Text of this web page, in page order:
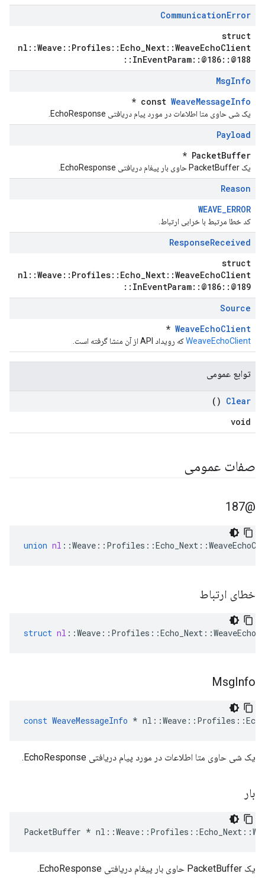
CommunicationError
struct
nl::Weave::Profiles::Echo_Next::WeaveEchoClient
::InEventParam::@186::@188
MsgInfo
const WeaveMessageInfo
*
یک شی حاوی متا اطلاعات در مورد پیام دریافتی EchoResponse.
Payload
PacketBuffer *
یک PacketBuffer حاوی بار پیغام دریافتی EchoResponse.
Reason
WEAVE_ERROR
کد خطا مرتبط با خرابی ارتباط.
ResponseReceived
struct
nl::Weave::Profiles::Echo_Next::WeaveEchoClient
::InEventParam::@186::@189
Source
WeaveEchoClient
*
WeaveEchoClientکه رویداد API از آن منشا گرفته است.
توابع عمومی
Clear
()
void
صفات عمومی
@187
union nl ::Weave :: Profiles ::Echo_Next ::
خطای ارتباط
struct nl ::Weave :: Profiles ::Echo_Next ::
MsgInfo
const WeaveMessageInfo * nl ::Weave :: Profiles ::
یک شی حاوی متا اطلاعات در مورد پیام دریافتی EchoResponse.
بار
PacketBuffer * nl ::Weave :: Profiles ::Echo_Next ::
یک PacketBuffer حاوی بار پیغام دریافتی EchoResponse.